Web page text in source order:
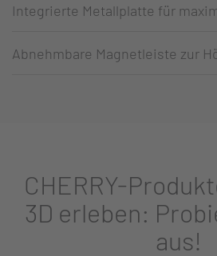
Integrierte Metallplatte für
Abnehmbare Magnetleiste zur
CHERRY-
3D erleben:
aus!